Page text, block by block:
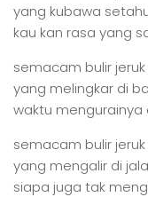
yang kubawa
kau kan rasa yang
semacam bulir jeruk
yang melingkar di
waktu
semacam bulir jeruk
yang mengalir di
siapa juga tak